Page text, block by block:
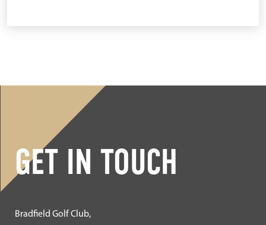
GET IN TOUCH
Bradfield Golf Club,